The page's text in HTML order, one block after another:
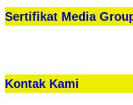
Sertifikat Media
Kontak Kami